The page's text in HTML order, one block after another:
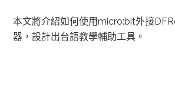
元收購Synaptics布局邊緣
台
本文將介紹如何使用micro:bit外接
器，設計出台語教學輔助工具。